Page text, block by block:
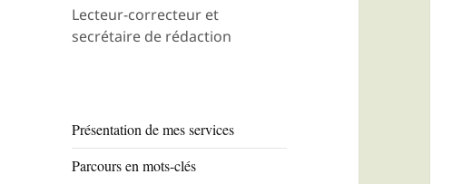
Lecteur-correcteur et
secrétaire de rédaction
Présentation de mes services
Parcours en mots-clés